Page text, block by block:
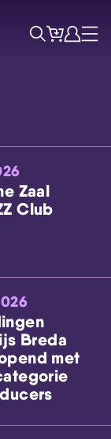
ZoekTicketsAccount
Menu
Zaal
Club
Breda
met